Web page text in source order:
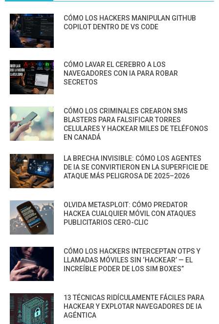
CÓMO LOS HACKERS MANIPULAN GITHUB
COPILOT DENTRO DE VS CODE
CÓMO LAVAR EL CEREBRO A LOS
NAVEGADORES CON IA PARA ROBAR
SECRETOS
CÓMO LOS CRIMINALES CREARON SMS
BLASTERS PARA FALSIFICAR TORRES
CELULARES Y HACKEAR MILES DE TELÉFONOS
EN CANADÁ
LA BRECHA INVISIBLE: CÓMO LOS AGENTES
DE IA SE CONVIRTIERON EN LA SUPERFICIE DE
ATAQUE MÁS PELIGROSA DE 2025–2026
OLVIDA METASPLOIT: CÓMO PREDATOR
HACKEA CUALQUIER MÓVIL CON ATAQUES
PUBLICITARIOS CERO-CLIC
CÓMO LOS HACKERS INTERCEPTAN OTPS Y
LLAMADAS MÓVILES SIN ‘HACKEAR’ — EL
INCREÍBLE PODER DE LOS SIM BOXES”
13 TÉCNICAS RIDÍCULAMENTE FÁCILES PARA
HACKEAR Y EXPLOTAR NAVEGADORES DE IA
AGÉNTICA